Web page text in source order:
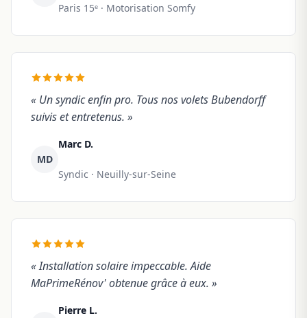
Paris 15ᵉ · Motorisation Somfy
« Un syndic enfin pro. Tous nos volets Bubendorff
suivis et entretenus. »
MD
Marc D.
Syndic · Neuilly-sur-Seine
« Installation solaire impeccable. Aide
MaPrimeRénov' obtenue grâce à eux. »
Pierre L.